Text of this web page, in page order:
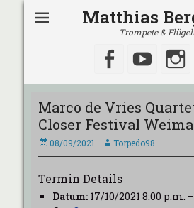
Matthias
Trompete &
Marco de Vries
Closer Festival
Veröffentlicht
am
08/09/2021 AutorTorpedo98
Termin Details
Datum: 17/10/2021 8:00 p.m. –